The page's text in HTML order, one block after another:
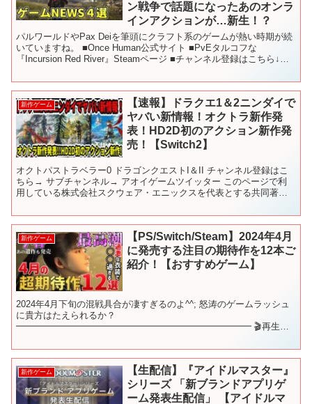
ン戦争で話題になったあのオンラ
インアクションが…新生！？
パルワールドやPax Deiを筆頭にクラフト系のゲームが熱い時期が続
いていますね。 ■Once Human公式サイト ■PvEタルコフな
『Incursion Red River』Steamページ ■チャンネル登録はこちら↓
新作ゲーム
【速報】ドラクエ1＆2ニンダイで
ヤバい新情報！オクトラ新作発
表！HD2D初のアクション新作発
売！【Switch2】
オクトパストラベラー0 ドラゴンクエストI＆II チャンネル登録はこ
ちら→ サブチャンネル→ アオイゲームツイッター このページで利
用している株式会社スクウェア・エニックスを代表とする共同著作
新作ゲーム
【PS/Switch/Steam】2024年4月
に発売する注目の期待作を12本ご
紹介！【おすすめゲーム】
2024年4月下旬の混戦具合が凄すぎるのよ^^; 怒涛のゲームラッシュ
に貴方はたえられるか？
━━━━━━━━━━━━━━━━━━━━━━━━━━ 🎬再生リ
を網羅できます！ ━...
新作ゲーム
【生配信】『アイドルマスター』
シリーズ 「新ブランドアプリゲ
ーム発表生配信」 【アイドルマ